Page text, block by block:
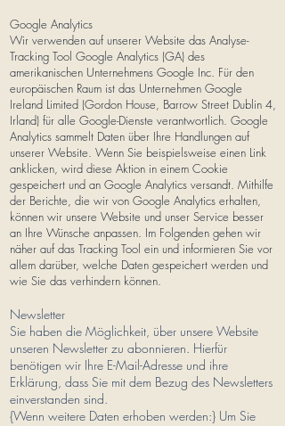
Google Analytics
Wir verwenden auf unserer Website das Analyse-
Tracking Tool Google Analytics (GA) des
amerikanischen Unternehmens Google Inc. Für den
europäischen Raum ist das Unternehmen Google
Ireland Limited (Gordon House, Barrow Street Dublin 4,
Irland) für alle Google-Dienste verantwortlich. Google
Analytics sammelt Daten über Ihre Handlungen auf
unserer Website. Wenn Sie beispielsweise einen Link
anklicken, wird diese Aktion in einem Cookie
gespeichert und an Google Analytics versandt. Mithilfe
der Berichte, die wir von Google Analytics erhalten,
können wir unsere Website und unser Service besser
an Ihre Wünsche anpassen. Im Folgenden gehen wir
näher auf das Tracking Tool ein und informieren Sie vor
allem darüber, welche Daten gespeichert werden und
wie Sie das verhindern können.
Newsletter
Sie haben die Möglichkeit, über unsere Website
unseren Newsletter zu abonnieren. Hierfür
benötigen wir Ihre E-Mail-Adresse und ihre
Erklärung, dass Sie mit dem Bezug des Newsletters
einverstanden sind.
{Wenn weitere Daten erhoben werden:} Um Sie